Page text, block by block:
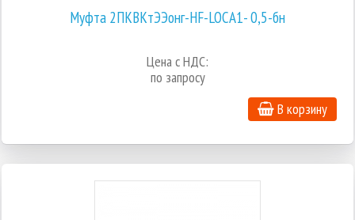
Муфта 2ПКВКтЭЭонг-HF-LOCA1- 0,5-бн
Цена с НДС:
по запросу
В корзину